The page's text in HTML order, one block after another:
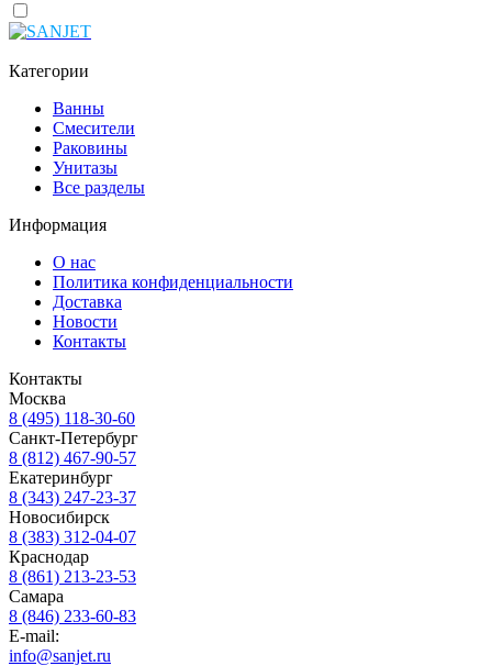
Категории
Ванны
Смесители
Раковины
Унитазы
Все разделы
Информация
О нас
Политика конфиденциальности
Доставка
Новости
Контакты
Контакты
Москва
8 (495) 118-30-60
Санкт-Петербург
8 (812) 467-90-57
Екатеринбург
8 (343) 247-23-37
Новосибирск
8 (383) 312-04-07
Краснодар
8 (861) 213-23-53
Самара
8 (846) 233-60-83
E-mail:
info@sanjet.ru